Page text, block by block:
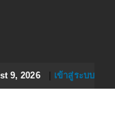
9, 2026| เข้าสู่ระบบ